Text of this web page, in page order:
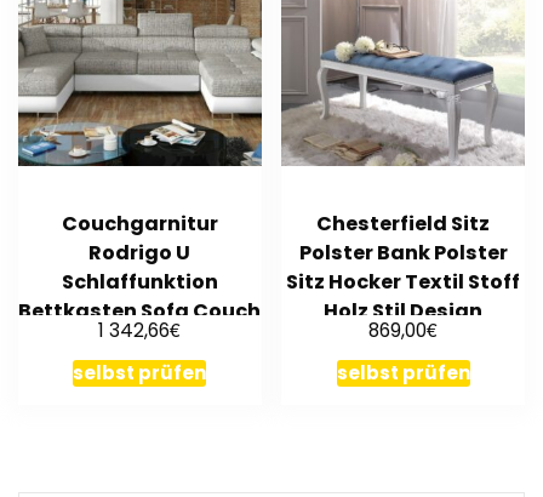
Couchgarnitur
Rodrigo U
Schlaffunktion
Bettkasten Sofa Couch
Wohnlandschaft Pols
1 342,66€
selbst prüfen
Chesterfield Sitz
Polster Bank Polster
Sitz Hocker Textil Stoff
Holz Stil Design
869,00€
selbst prüfen